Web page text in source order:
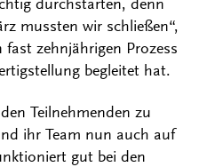
durchstarten, denn
mussten wir schließen“,
zehnjährigen Prozess
begleitet hat.
Teilnehmenden zu
ihr Team nun auch auf
gut bei den